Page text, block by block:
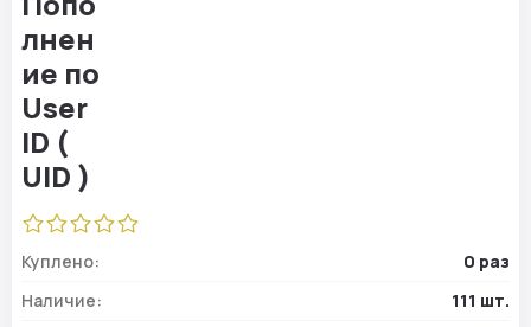
Куплено:
0 раз
Наличие:
111 шт.